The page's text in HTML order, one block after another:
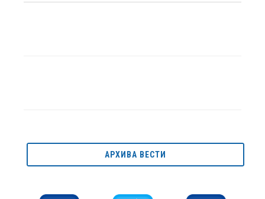
АРХИВА ВЕСТИ